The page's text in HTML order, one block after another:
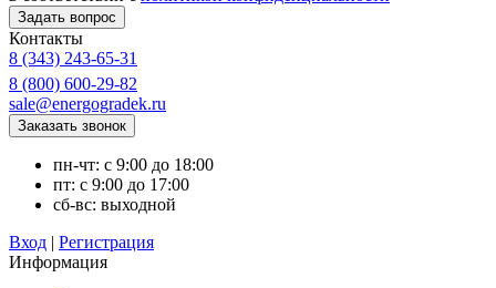
Контакты
8 (343) 243-65-31
8 (800) 600-29-82
sale@energogradek.ru
пн-чт: с 9:00 до 18:00
пт: с 9:00 до 17:00
сб-вс: выходной
Вход | Регистрация
Информация